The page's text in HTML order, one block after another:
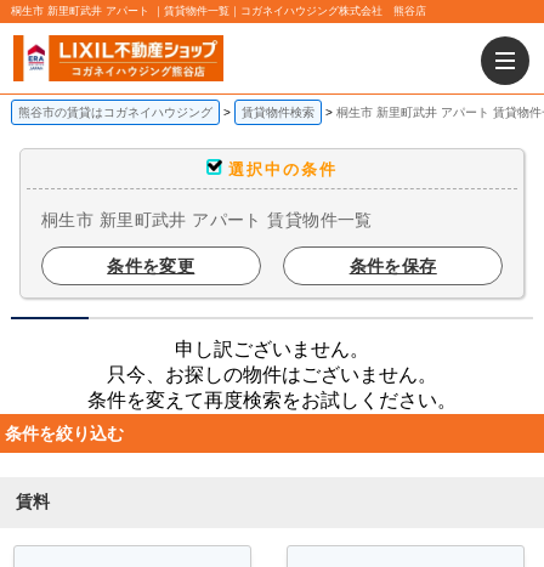
桐生市 新里町武井 アパート ｜賃貸物件一覧｜コガネイハウジング株式会社 熊谷店
熊谷市の賃貸はコガネイハウジング 賃貸物件検索 桐生市 新里町武井 アパート 賃貸物件
選択中の条件
桐生市 新里町武井 アパート 賃貸物件一覧
条件を変更 条件を保存
申し訳ございません。
只今、お探しの物件はございません。
条件を変えて再度検索をお試しください。
条件を絞り込む
賃料